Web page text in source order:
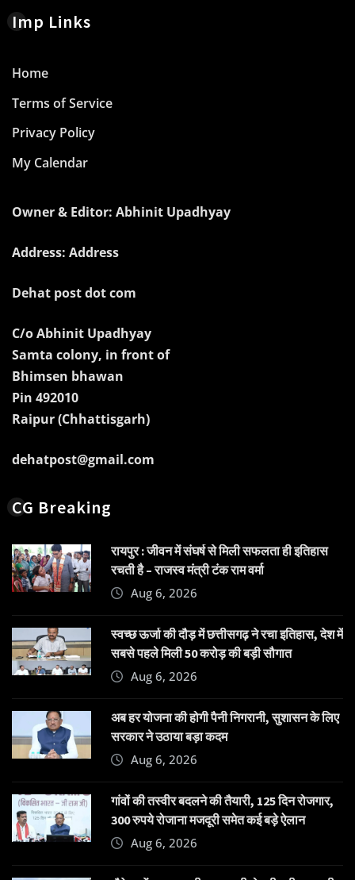
Imp Links
Home
Terms of Service
Privacy Policy
My Calendar
Owner & Editor: Abhinit Upadhyay
Address: Address
Dehat post dot com
C/o Abhinit Upadhyay
Samta colony, in front of
Bhimsen bhawan
Pin 492010
Raipur (Chhattisgarh)
dehatpost@gmail.com
CG Breaking
रायपुर : जीवन में संघर्ष से मिली सफलता ही इतिहास
रचती है – राजस्व मंत्री टंक राम वर्मा
Aug 6, 2026
स्वच्छ ऊर्जा की दौड़ में छत्तीसगढ़ ने रचा इतिहास, देश में
सबसे पहले मिली 50 करोड़ की बड़ी सौगात
Aug 6, 2026
अब हर योजना की होगी पैनी निगरानी, सुशासन के लिए
सरकार ने उठाया बड़ा कदम
Aug 6, 2026
गांवों की तस्वीर बदलने की तैयारी, 125 दिन रोजगार,
300 रुपये रोजाना मजदूरी समेत कई बड़े ऐलान
Aug 6, 2026